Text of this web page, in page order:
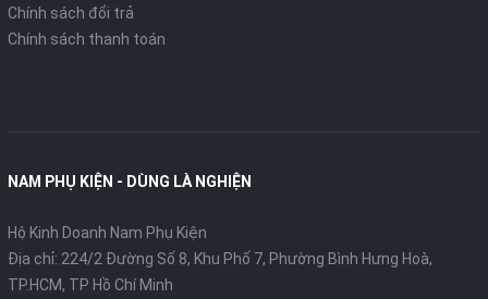
Chính sách đổi trả
Chính sách thanh toán
NAM PHỤ KIỆN - DÙNG LÀ NGHIỆN
Hộ Kinh Doanh Nam Phụ Kiện
Địa chỉ: 224/2 Đường Số 8, Khu Phố 7, Phường Bình Hưng Hoà,
TP.HCM, TP Hồ Chí Minh